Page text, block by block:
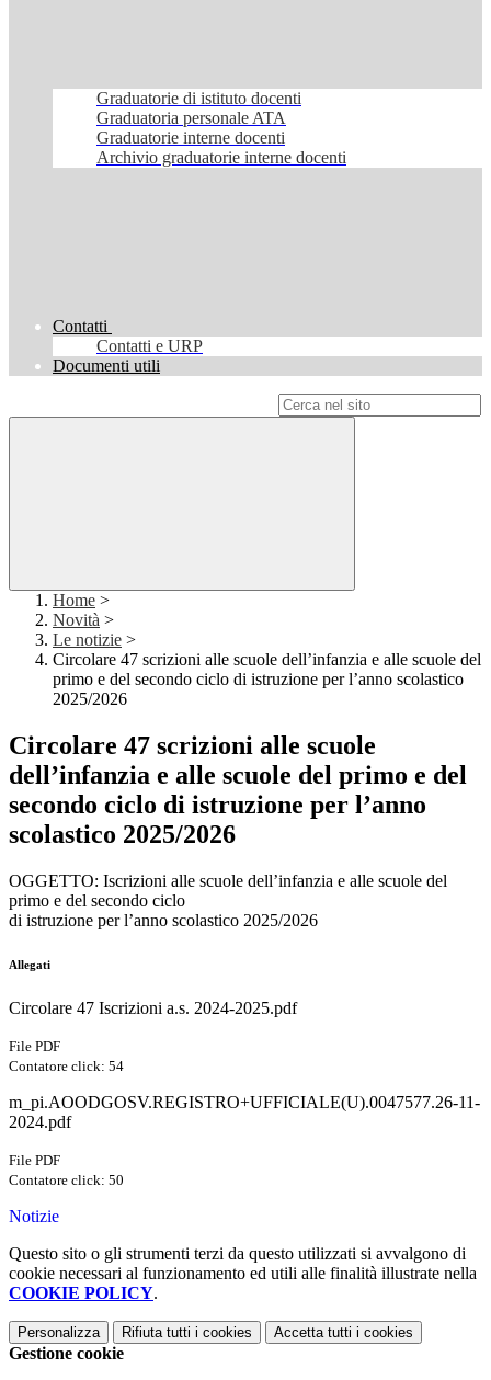
Graduatorie di istituto docenti
Graduatoria personale ATA
Graduatorie interne docenti
Archivio graduatorie interne docenti
Contatti
Contatti e URP
Documenti utili
Home >
Novità >
Le notizie >
Circolare 47 scrizioni alle scuole dell’infanzia e alle scuole del
primo e del secondo ciclo di istruzione per l’anno scolastico
2025/2026
Circolare 47 scrizioni alle scuole
dell’infanzia e alle scuole del primo e del
secondo ciclo di istruzione per l’anno
scolastico 2025/2026
OGGETTO: Iscrizioni alle scuole dell’infanzia e alle scuole del
primo e del secondo ciclo
di istruzione per l’anno scolastico 2025/2026
Allegati
Circolare 47 Iscrizioni a.s. 2024-2025.pdf
File PDF
Contatore click: 54
m_pi.AOODGOSV.REGISTRO+UFFICIALE(U).0047577.26-11-
2024.pdf
File PDF
Contatore click: 50
Notizie
Questo sito o gli strumenti terzi da questo utilizzati si avvalgono di
cookie necessari al funzionamento ed utili alle finalità illustrate nella
COOKIE POLICY.
Personalizza Rifiuta tutti i cookies Accetta tutti i cookies
Gestione cookie